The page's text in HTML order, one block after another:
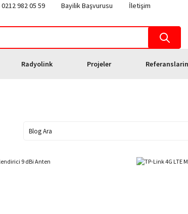
982 05 59 Bayilik Başvurusu
İletişim
Radyolink Projeler